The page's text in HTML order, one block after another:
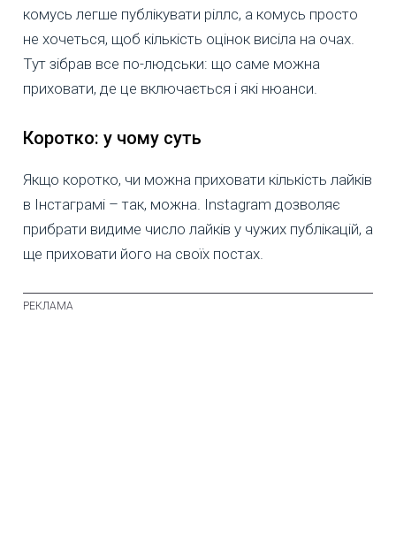
комусь легше публікувати ріллс, а комусь просто
не хочеться, щоб кількість оцінок висіла на очах.
Тут зібрав все по-людськи: що саме можна
приховати, де це включається і які нюанси.
Коротко: у чому суть
Якщо коротко, чи можна приховати кількість лайків
в Інстаграмі – так, можна. Instagram дозволяє
прибрати видиме число лайків у чужих публікацій, а
ще приховати його на своїх постах.